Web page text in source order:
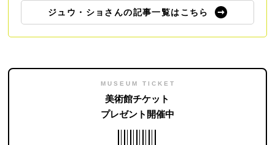
ジュウ・ショさんの記事一覧はこちら
MUSEUM TICKET
美術館チケット
プレゼント開催中